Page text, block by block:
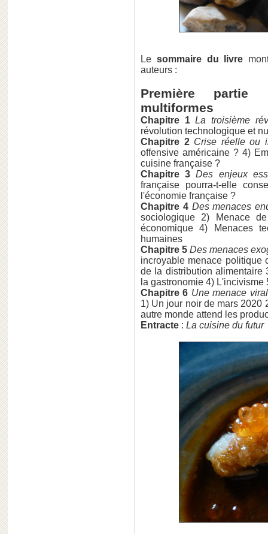
Le sommaire du livre
auteurs :
Première
multiformes
Chapitre 1 La troisième
révolution technologique et
Chapitre 2 Crise réelle ou
offensive américaine ? 4)
cuisine française ?
Chapitre 3 Des enjeux
française pourra-t-elle
l'économie française ?
Chapitre 4 Des menaces
sociologique 2) Menace
économique 4) Menaces
humaines
Chapitre 5 Des menaces
incroyable menace politique
de la distribution alimentaire
la gastronomie 4)
Chapitre 6 Une menace
1) Un jour noir de mars 2020
autre monde attend les
Entracte : La cuisine du futur